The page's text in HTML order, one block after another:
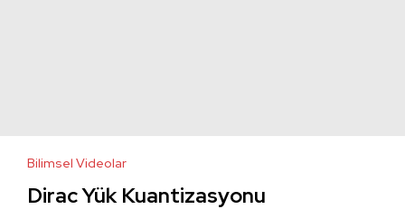
Bilimsel Videolar
Dirac Yük Kuantizasyonu